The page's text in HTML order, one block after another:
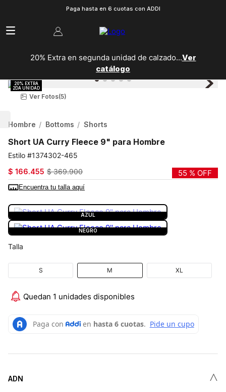
Paga hasta en 6 cuotas con ADDI
20% Extra en segunda unidad de calzado...Ver
catálogo
Ver Fotos(5)
Hombre Bottoms Shorts
Short UA Curry Fleece 9" para Hombre
1374302-465
$ 166.455 $ 369.900 55 % OFF
Encuentra tu talla aquí
AZUL
NEGRO
Talla
S M XL
Quedan 1 unidades disponibles
ADN ˄